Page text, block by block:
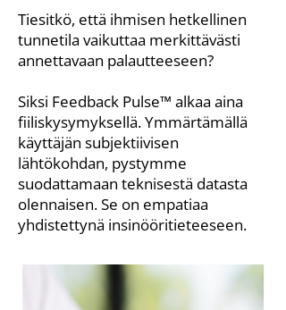
Tiesitkö, että ihmisen hetkellinen
tunnetila vaikuttaa merkittävästi
annettavaan palautteeseen?
Siksi Feedback Pulse™ alkaa aina
fiiliskysymyksellä. Ymmärtämällä
käyttäjän subjektiivisen
lähtökohdan, pystymme
suodattamaan teknisestä datasta
olennaisen. Se on empatiaa
yhdistettynä insinööritieteeseen.